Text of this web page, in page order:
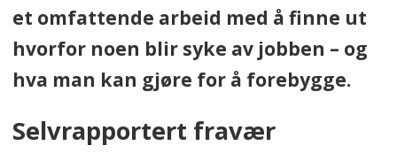
et omfattende arbeid med å finne ut
hvorfor noen blir syke av jobben – og
hva man kan gjøre for å forebygge.
Selvrapportert fravær